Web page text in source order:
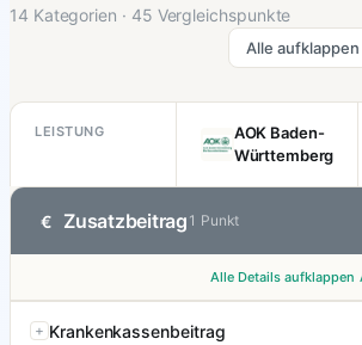
14 Kategorien · 45 Vergleichspunkte
Alle aufklappen
LEISTUNG
AOK Baden-
Württemberg
€ Zusatzbeitrag 1 Punkt
Alle Details aufklappen
Krankenkassenbeitrag